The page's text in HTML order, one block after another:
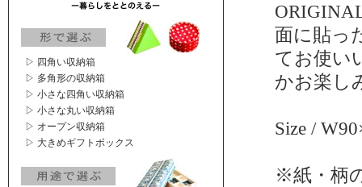
▷ 四角い収納箱
▷ 多角形の収納箱
▷ 小さな四角い収納箱
▷ 小さな丸い収納箱
▷ オープン収納箱
▷ 大きめギフトボックス
面に貼っ
てお使い
かお楽し
Size /
※紙・柄